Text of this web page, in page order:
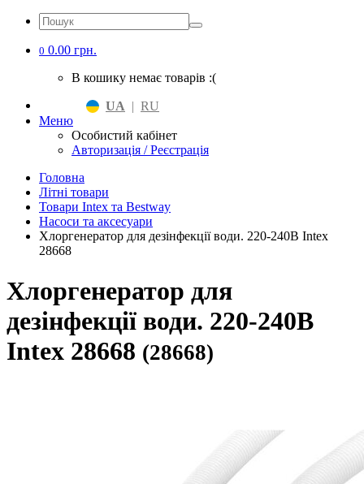
0 0.00 грн.
В кошику немає товарів :(
UA | RU
Меню
Особистий кабінет
Авторизація / Реєстрація
Головна
Літні товари
Товари Intex та Bestway
Насоси та аксесуари
Хлоргенератор для дезінфекції води. 220-240B Intex
28668
Хлоргенератор для
дезінфекції води. 220-240B
Intex 28668 (28668)